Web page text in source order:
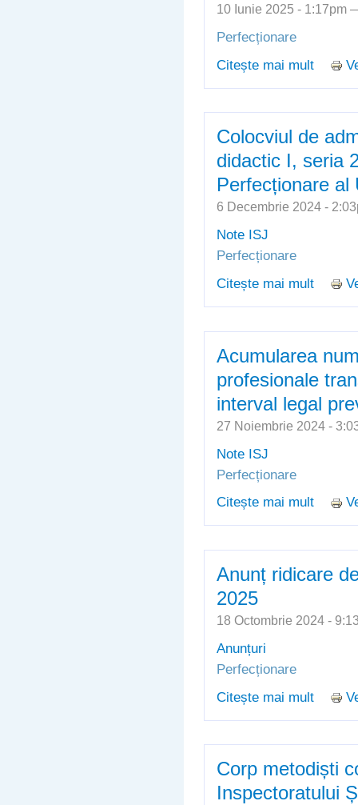
10 Iunie 2025 - 1:17pm
Perfecționare
Citește mai mult
Colocviul de
didactic I, seria
Perfecționare al
6 Decembrie 2024 -
Note ISJ
Perfecționare
Citește mai mult
Acumularea
profesionale
interval legal
27 Noiembrie 2024 -
Note ISJ
Perfecționare
Citește mai mult
Anunț ridicare
2025
18 Octombrie 2024 -
Anunțuri
Perfecționare
Citește mai mult
Corp metodiști
Inspectoratului